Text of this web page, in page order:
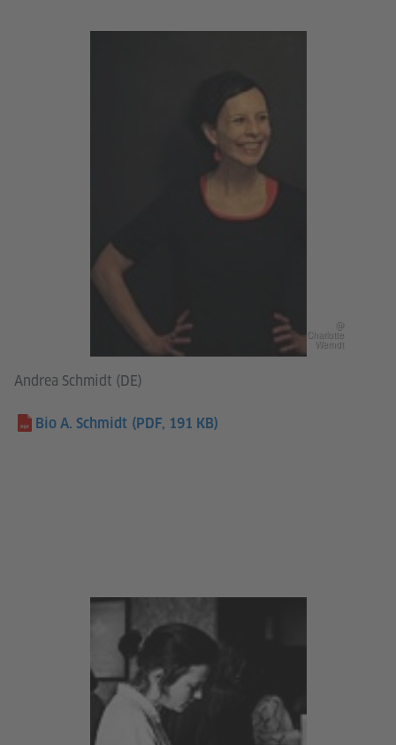
@
Charlotte
Werndt
Andrea Schmidt (DE)
Bio A. Schmidt (PDF, 191 KB)